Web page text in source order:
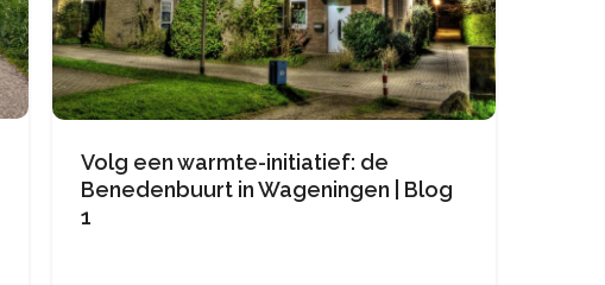
Volg een warmte-initiatief: de
Benedenbuurt in Wageningen | Blog
1